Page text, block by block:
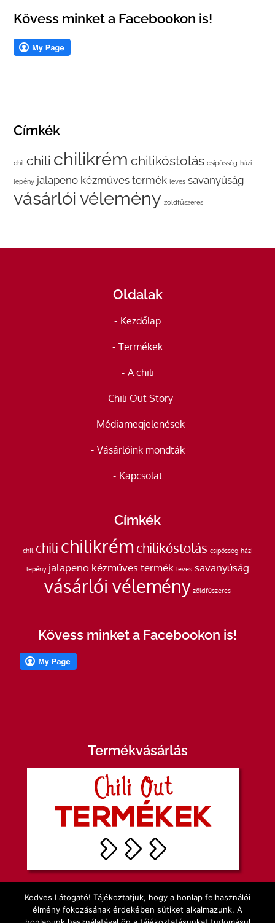
Kövess minket a Facebookon is!
Címkék
chil chili chilikrém chilikóstolás csípősség házi
lepény jalapeno kézműves termék leves savanyúság
vásárlói vélemény zöldfűszeres
Oldalak
Kezdőlap
Termékek
A chili
Chili Out Story
Médiamegjelenések
Vásárlóink mondták
Kapcsolat
Címkék
chil chili chilikrém chilikóstolás csípősség házi
lepény jalapeno kézműves termék leves savanyúság
vásárlói vélemény zöldfűszeres
Kövess minket a Facebookon is!
Termékvásárlás
Kedves Látogató! Tájékoztatjuk, hogy a honlap felhasználói
élmény fokozásának érdekében sütiket alkalmazunk. A